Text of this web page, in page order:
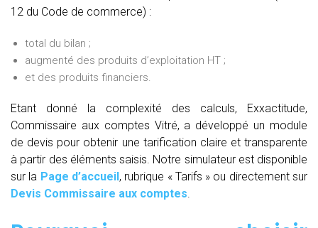
12 du Code de commerce) :
total du bilan ;
augmenté des produits d’exploitation HT ;
et des produits financiers.
Etant donné la complexité des calculs, Exxactitude,
Commissaire aux comptes Vitré, a développé un module
de devis pour obtenir une tarification claire et transparente
à partir des éléments saisis. Notre simulateur est disponible
sur la Page d’accueil, rubrique « Tarifs » ou directement sur
Devis Commissaire aux comptes.